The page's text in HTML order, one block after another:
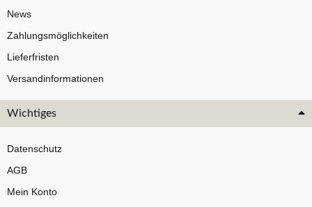
News
Zahlungsmöglichkeiten
Lieferfristen
Versandinformationen
Wichtiges
Datenschutz
AGB
Mein Konto